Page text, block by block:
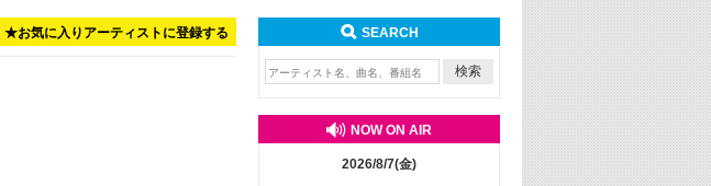
★お気に入りアーティストに登録する SEARCH
NOW ON AIR
2026/8/7(金)